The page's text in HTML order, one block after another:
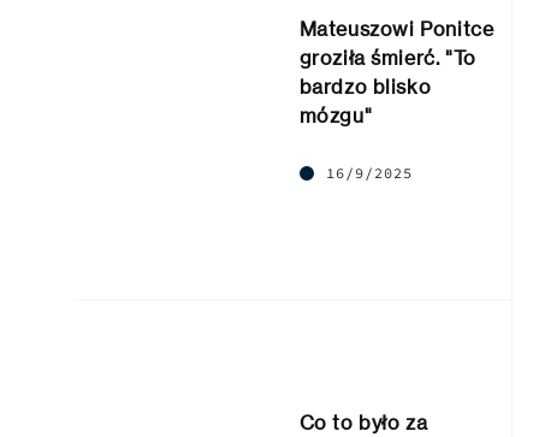
Mateuszowi Ponitce
groziła śmierć. "To
bardzo blisko
mózgu"
16/9/2025
Co to było za